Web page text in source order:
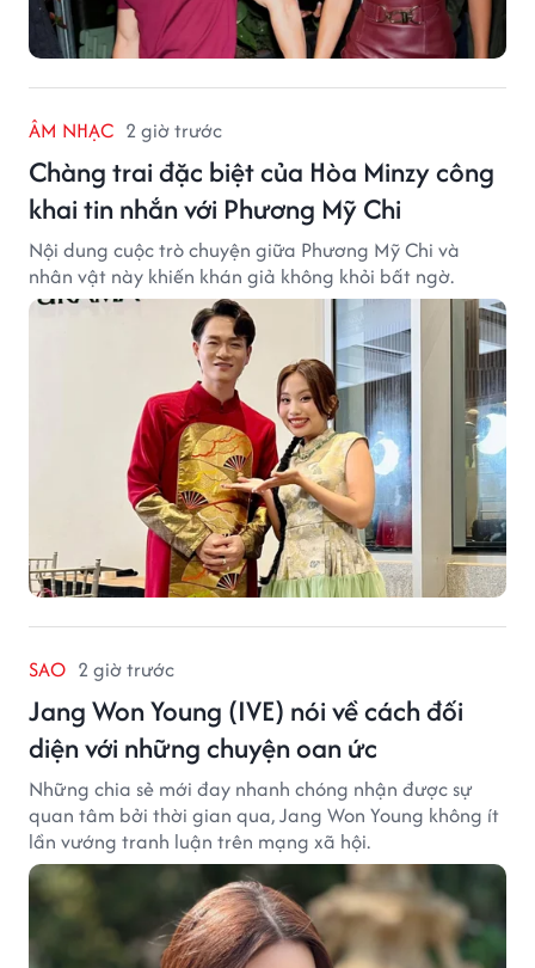
ÂM NHẠC 2 giờ trước
Chàng trai đặc biệt của Hòa Minzy công
khai tin nhắn với Phương Mỹ Chi
Nội dung cuộc trò chuyện giữa Phương Mỹ Chi và
nhân vật này khiến khán giả không khỏi bất ngờ.
SAO 2 giờ trước
Jang Won Young (IVE) nói về cách đối
diện với những chuyện oan ức
Những chia sẻ mới đay nhanh chóng nhận được sự
quan tâm bởi thời gian qua, Jang Won Young không ít
lần vướng tranh luận trên mạng xã hội.